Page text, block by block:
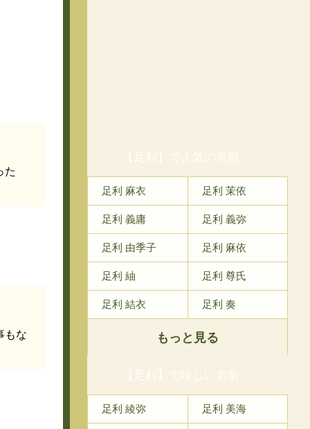
た
もな
【足利】で人気の名前
足利 麻衣 足利 茉依
足利 義庸 足利 義弥
足利 由季子 足利 麻依
足利 紬 足利 尊氏
足利 結衣 足利 奏
もっと見る
【足利】で珍しい名前
足利 綾弥 足利 美海